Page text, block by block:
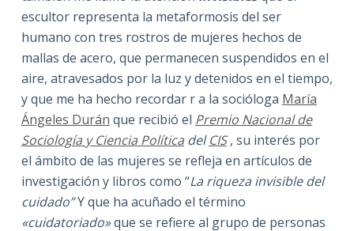
escultor representa la metaformosis del ser
humano con tres rostros de mujeres hechos de
mallas de acero, que permanecen suspendidos en el
aire, atravesados por la luz y detenidos en el tiempo,
y que me ha hecho recordar r a la socióloga María
Ángeles Durán que recibió el Premio Nacional de
Sociología y Ciencia PolíticadelCIS, su interés por
el ámbito de las mujeres se refleja en artículos de
investigación y libros como “La riqueza invisible del
cuidado”Y que ha acuñado el término
«cuidatoriado»que se refiere al grupo de personas